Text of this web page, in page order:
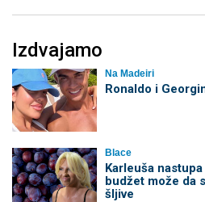
Izdvajamo
Na Madeiri
Ronaldo i
Blace
Karleuša
budžet može da
šljive